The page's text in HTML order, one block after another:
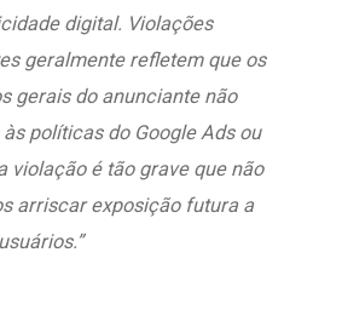
digital. Violações
geralmente refletem que os
gerais do anunciante não
políticas do Google Ads ou
violação é tão grave que não
arriscar exposição futura a